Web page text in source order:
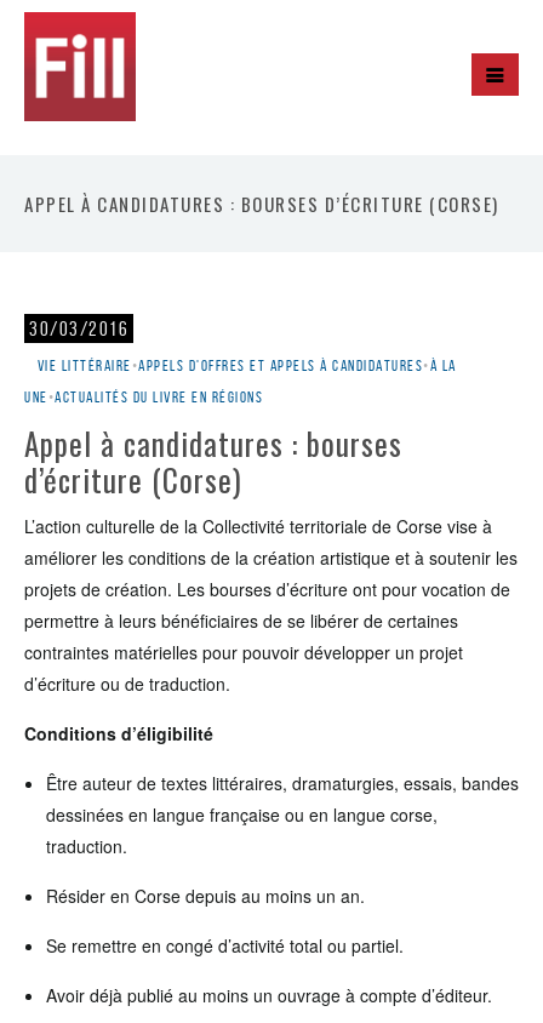
APPEL À CANDIDATURES : BOURSES D’ÉCRITURE (CORSE)
30/03/2016
Vie littéraire •Appels d'offres et appels à candidatures•À la
une •Actualités du livre en régions
Appel à candidatures : bourses
d’écriture (Corse)
L’action culturelle de la Collectivité territoriale de Corse vise à
améliorer les conditions de la création artistique et à soutenir les
projets de création. Les bourses d’écriture ont pour vocation de
permettre à leurs bénéficiaires de se libérer de certaines
contraintes matérielles pour pouvoir développer un projet
d’écriture ou de traduction.
Conditions d’éligibilité
Être auteur de textes littéraires, dramaturgies, essais, bandes
dessinées en langue française ou en langue corse,
traduction.
Résider en Corse depuis au moins un an.
Se remettre en congé d’activité total ou partiel.
Avoir déjà publié au moins un ouvrage à compte d’éditeur.